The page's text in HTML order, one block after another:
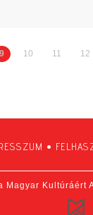
9 10 11 12
•